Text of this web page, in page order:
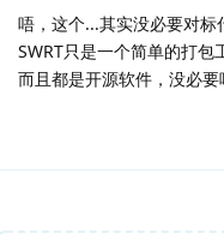
唔，这个...其实没必要对标
SWRT只是一个简单的打
而且都是开源软件，没必要